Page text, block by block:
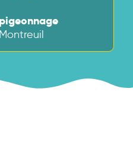
Montreuil